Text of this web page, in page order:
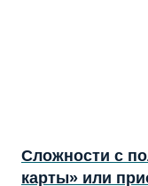
Сложности с
карты» или